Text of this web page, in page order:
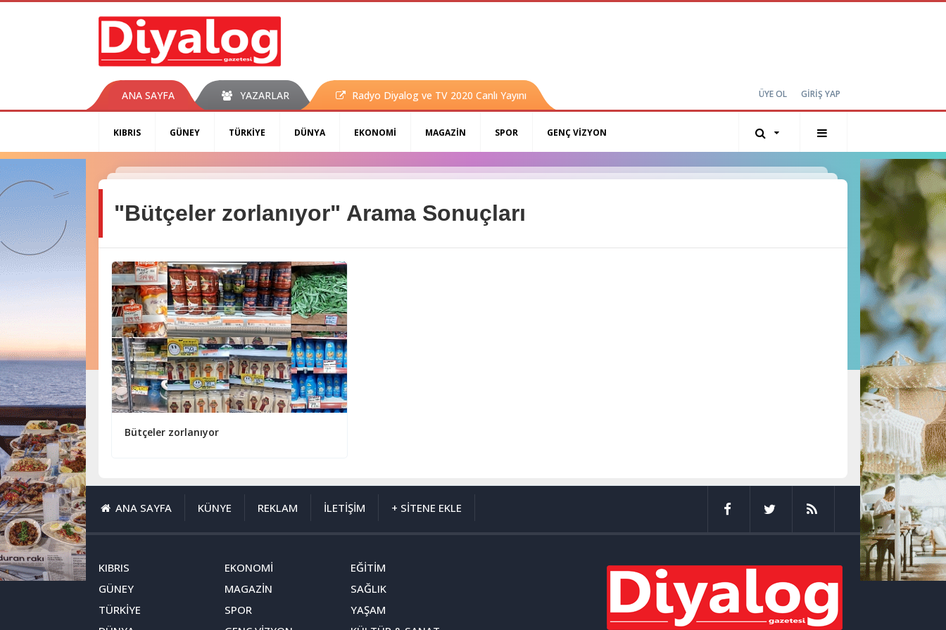
ANA SAYFA YAZARLAR Radyo Diyalog ve TV 2020 Canlı Yayını ÜYE OL GİRİŞ YAP
KIBRIS GÜNEY TÜRKİYE DÜNYA EKONOMİ MAGAZİN SPOR GENÇ VİZYON
"Bütçeler zorlanıyor" Arama Sonuçları
Bütçeler zorlanıyor
ANA SAYFA KÜNYE REKLAM İLETİŞİM + SİTENE EKLE
KIBRIS
GÜNEY
TÜRKİYE
EKONOMİ
MAGAZİN
SPOR
EĞİTİM
SAĞLIK
YAŞAM